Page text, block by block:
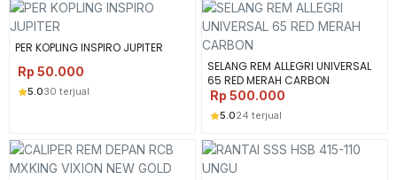
PER KOPLING INSPIRO JUPITER
Rp 50.000
5.030 terjual
SELANG REM ALLEGRI UNIVERSAL
65 RED MERAH CARBON
Rp 500.000
5.024 terjual